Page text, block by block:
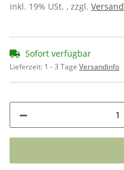
inkl. 19% USt. , zzgl. Versand
Sofort verfügbar
Lieferzeit: 1 - 3 Tage Versandinfo